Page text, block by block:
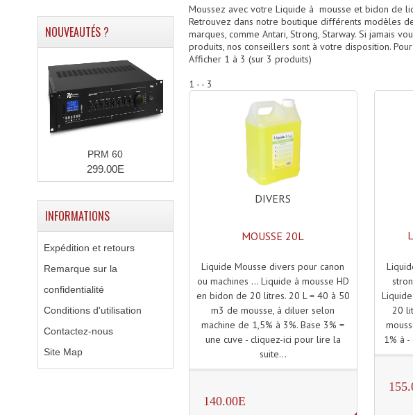
Moussez avec votre Liquide à mousse et bidon de
Retrouvez dans notre boutique différents modèles
marques, comme Antari, Strong, Starway. Si jamais
produits, nos conseillers sont à votre disposition.
Afficher 1 à 3 (sur 3 produits)
1 - - 3
DIVERS
MOUSSE 20L
Liquide Mousse divers pour canon
ou machines ... Liquide à mousse HD
en bidon de 20 litres. 20 L = 40 à 50
m3 de mousse, à diluer selon
machine de 1,5% à 3%. Base 3% =
une cuve - cliquez-ici pour lire la
suite...
140.00E
20
1% à
NOUVEAUTÉS ?
PRM 60
299.00E
INFORMATIONS
Expédition et retours
Remarque sur la
confidentialité
Conditions d'utilisation
Contactez-nous
Site Map